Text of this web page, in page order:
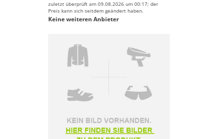
zuletzt überprüft am 09.08.2026 um 00:17; der
Preis kann sich seitdem geändert haben.
Keine weiteren Anbieter